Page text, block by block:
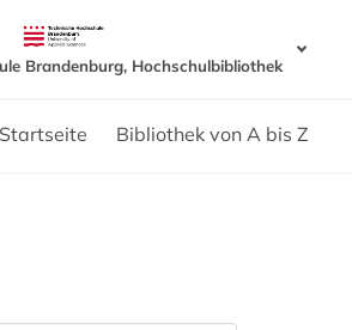
Brandenburg, Hochschulbibliothek
Startseite Bibliothek von A bis Z